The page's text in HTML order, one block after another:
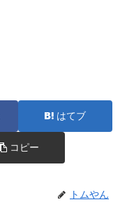
はてブ
コピー
トムやん